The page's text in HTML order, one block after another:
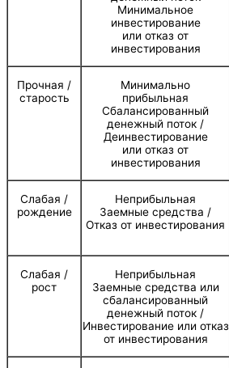
Минимальное
инвестирование
или отказ от
инвестирования
Прочная /
старость
Минимально
прибыльная
Сбалансированный
денежный поток /
Деинвестирование
или отказ от
инвестирования
Слабая /
рождение
Неприбыльная
Заемные средства /
Отказ от инвестирования
Слабая /
рост
Неприбыльная
Заемные средства или
сбалансированный
денежный поток /
Инвестирование или отказ
от инвестирования